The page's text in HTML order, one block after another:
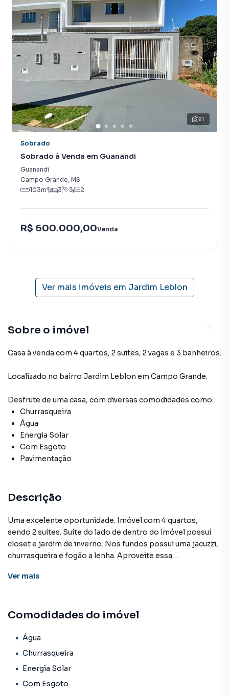
21
Sobrado
Sobrado à Venda em Guanandi
Guanandi
Campo Grande, MS
103m² 3 3 2
R$ 600.000,00Venda
Ver mais imóveis em Jardim Leblon
Sobre o imóvel
Casa à venda com 4 quartos, 2 suites, 2 vagas e 3 banheiros.
Localizado no bairro Jardim Leblon em Campo Grande.
Desfrute de uma casa, com diversas comodidades como:
Churrasqueira
Água
Energia Solar
Com Esgoto
Pavimentação
Descrição
Uma excelente oportunidade. Imóvel com 4 quartos,
sendo 2 suítes. Suíte do lado de dentro do imóvel possuí
closet e jardim de inverno. Nos fundos possui uma jacuzzi,
churrasqueira e fogão a lenha. Aproveite essa
Leblon, em Campo Grande. Não encontrou o que
Campo Grande? Entre em contato com nossa equipe pelo
telefone (67) 3213-4243.
A KSA FACIL IMOVEIS tem mais opções de apartamentos,
casas residenciais e comerciais, sobrados, terrenos, lojas
Ver mais
Comodidades do imóvel
Água
Churrasqueira
Energia Solar
Com Esgoto